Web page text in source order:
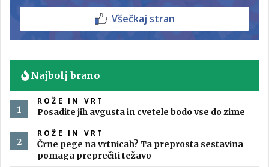
Všečkaj stran
Najbolj brano
ROŽE IN VRT
Posadite jih avgusta in cvetele bodo vse do zime
ROŽE IN VRT
Črne pege na vrtnicah? Ta preprosta sestavina
pomaga preprečiti težavo